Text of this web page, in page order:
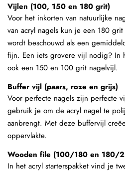
Vijlen (100, 150 en 180 grit)
Voor het inkorten van natuurlijke
van acryl nagels kun je een 180
wordt beschouwd als een
fijn. Een iets grovere vijl nodig? In
ook een 150 en 100 grit nagelvijl.
Buffer vijl (paars, roze en grijs)
Voor perfecte nagels zijn perfecte
gebruik je om de acryl nagel te
aanbrengt. Met deze buffervijl
oppervlakte.
Wooden file (100/180 en 180/
In het acryl starterspakket vind je